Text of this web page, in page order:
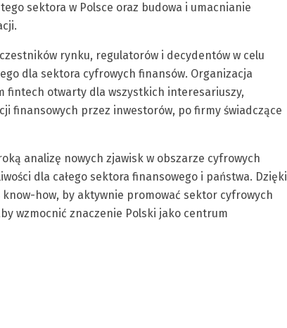
sektora w Polsce oraz budowa i umacnianie
rynku, regulatorów i decydentów w celu
dla sektora cyfrowych finansów. Organizacja
fintech otwarty dla wszystkich interesariuszy,
finansowych przez inwestorów, po firmy świadczące
analizę nowych zjawisk w obszarze cyfrowych
dla całego sektora finansowego i państwa. Dzięki
how, by aktywnie promować sektor cyfrowych
wzmocnić znaczenie Polski jako centrum